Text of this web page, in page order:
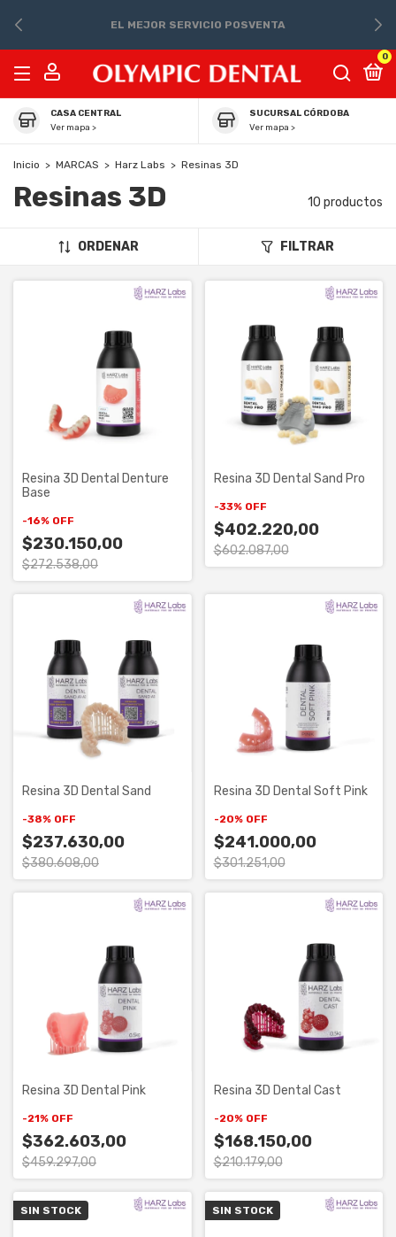
EL MEJOR SERVICIO POSVENTA
0
CASA CENTRAL
Ver mapa >
SUCURSAL CÓRDOBA
Ver mapa >
Inicio > MARCAS > Harz Labs > Resinas 3D
Resinas 3D 10 productos
ORDENAR FILTRAR
Resina 3D Dental Denture
Base
-16% OFF
$230.150,00
$272.538,00
Resina 3D Dental Sand Pro
-33% OFF
$402.220,00
$602.087,00
Resina 3D Dental Sand
-38% OFF
$237.630,00
$380.608,00
Resina 3D Dental Soft Pink
-20% OFF
$241.000,00
$301.251,00
Resina 3D Dental Pink
-21% OFF
$362.603,00
$459.297,00
Resina 3D Dental Cast
-20% OFF
$168.150,00
$210.179,00
SIN STOCK SIN STOCK